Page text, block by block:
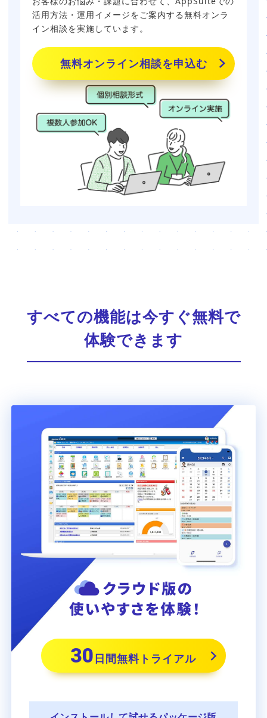
活用方法・運用イメージをご案内する無料オンラ
イン相談を実施しています。
無料オンライン相談を申込む
すべての機能は今すぐ無料で
体験できます
30日間無料トライアル